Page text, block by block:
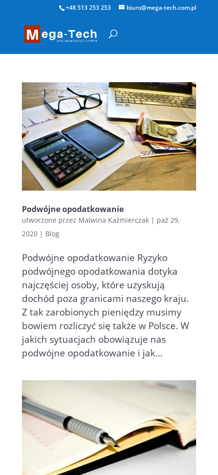
+48 513 253 253 biuro@mega-tech.com.pl
Podwójne opodatkowanie
utworzone przez Malwina Kaźmierczak| paź 29,
2020| Blog
Podwójne opodatkowanie Ryzyko
podwójnego opodatkowania dotyka
najczęściej osoby, które uzyskują
dochód poza granicami naszego kraju.
Z tak zarobionych pieniędzy musimy
bowiem rozliczyć się także w Polsce. W
jakich sytuacjach obowiązuje nas
podwójne opodatkowanie i jak...